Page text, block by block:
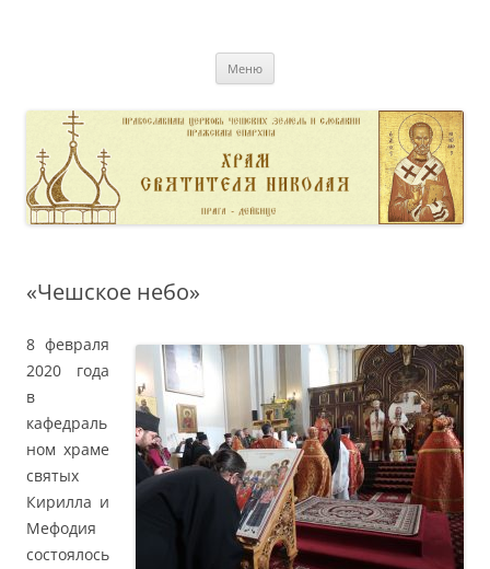
Меню
«Чешское небо»
8 февраля
2020 года
в
кафедраль
ном храме
святых
Кирилла и
Мефодия
состоялось